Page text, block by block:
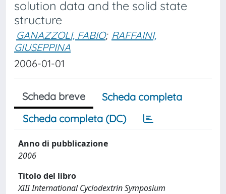
solution data and the solid state
structure
GANAZZOLI, FABIO; RAFFAINI,
GIUSEPPINA
2006-01-01
Scheda breve
Scheda completa
Scheda completa (DC)
Anno di pubblicazione
2006
Titolo del libro
XIII International Cyclodextrin Symposium